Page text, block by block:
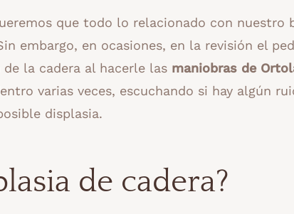
que todo lo relacionado con nuestro
embargo, en ocasiones, en la revisión el
la cadera al hacerle las maniobras de
varias veces, escuchando si hay algún
displasia.
de cadera?